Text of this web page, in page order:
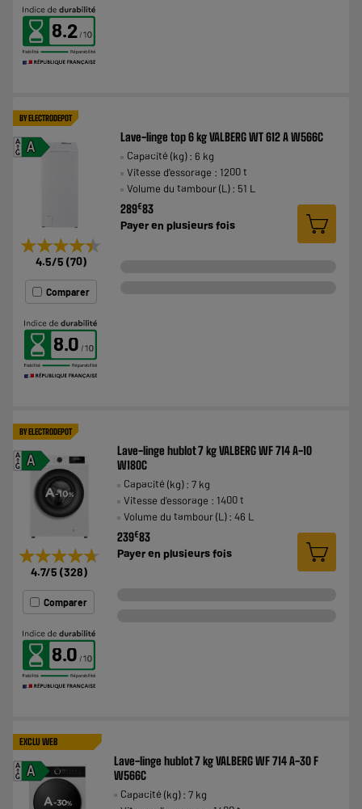
8.2
BY ELECTRODEPOT
A
A
G
★★★★★
★★★★★
4.5/5 (70)
Comparer
8.0
Lave-linge top 6 kg VALBERG WT 612 A W566C
Capacité (kg) : 6 kg
Vitesse d'essorage : 1200 t
Volume du tambour (L) : 51 L
289€83
Payer en plusieurs fois
BY ELECTRODEPOT
A
A
G
★★★★★
★★★★★
4.7/5 (328)
Comparer
8.0
Lave-linge hublot 7 kg VALBERG WF 714 A-10
W180C
Capacité (kg) : 7 kg
Vitesse d'essorage : 1400 t
Volume du tambour (L) : 46 L
239€83
Payer en plusieurs fois
EXCLU WEB
A
A
G
Lave-linge hublot 7 kg VALBERG WF 714 A-30 F
W566C
Capacité (kg) : 7 kg